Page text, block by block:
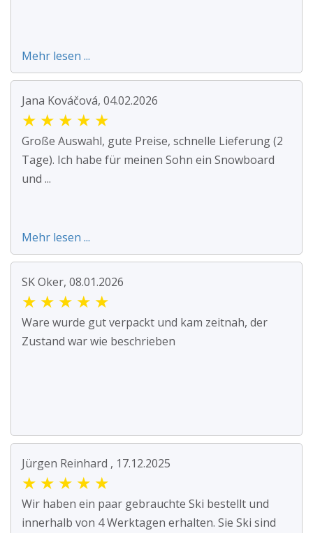
Mehr lesen ...
Jana Kováčová, 04.02.2026
★ ★ ★ ★ ★
Große Auswahl, gute Preise, schnelle Lieferung (2
Tage). Ich habe für meinen Sohn ein Snowboard
und ...
Mehr lesen ...
SK Oker, 08.01.2026
★ ★ ★ ★ ★
Ware wurde gut verpackt und kam zeitnah, der
Zustand war wie beschrieben
Jürgen Reinhard , 17.12.2025
★ ★ ★ ★ ★
Wir haben ein paar gebrauchte Ski bestellt und
innerhalb von 4 Werktagen erhalten. Sie Ski sind